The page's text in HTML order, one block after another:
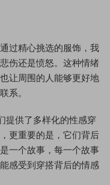
过精心挑选的服饰，我
伤还是愤怒。这种情绪
让周围的人能够更好地
系。
提供了多样化的性感穿
更重要的是，它们背后
一个故事，每一个故事
感受到穿搭背后的情感